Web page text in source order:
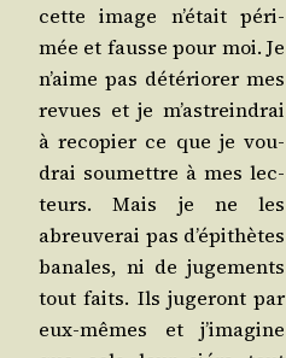
cette image n’é­tait péri­
mée et fausse pour moi. Je
n’aime pas dété­rio­rer mes
revues et je m’as­trein­drai
à reco­pier ce que je vou­
drai sou­mettre à mes lec­
teurs. Mais je ne les
abreu­ve­rai pas d’é­pi­thètes
banales, ni de juge­ments
tout faits. Ils juge­ront par
eux-mêmes et j’i­ma­gine